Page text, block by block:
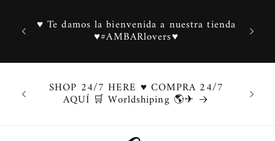
al contenido♥ Te damos la bienvenida a nuestra tienda
♥#AMBARlovers♥
SHOP 24/7 HERE ♥ COMPRA 24/7
AQUÍ 🛒 Worldshiping 🌎✈